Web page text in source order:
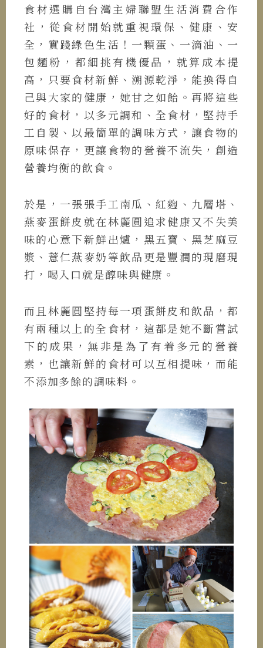
食材選購自台灣主婦聯盟生活消費合作
社，從食材開始就重視環保、健康、安
全，實踐綠色生活！一顆蛋、一滴油、一
包麵粉，都細挑有機優品，就算成本提
高，只要食材新鮮、溯源乾淨，能換得自
己與大家的健康，她甘之如飴。再將這些
好的食材，以多元調和、全食材，堅持手
工自製、以最簡單的調味方式，讓食物的
原味保存，更讓食物的營養不流失，創造
營養均衡的飲食。
於是，一張張手工南瓜、紅麴、九層塔、
燕麥蛋餅皮就在林麗圓追求健康又不失美
味的心意下新鮮出爐，黑五寶、黑芝麻豆
漿、薏仁燕麥奶等飲品更是豐潤的現磨現
打，喝入口就是醇味與健康。
而且林麗圓堅持每一項蛋餅皮和飲品，都
有兩種以上的全食材，這都是她不斷嘗試
下的成果，無非是為了有着多元的營養
素，也讓新鮮的食材可以互相提味，而能
不添加多餘的調味料。